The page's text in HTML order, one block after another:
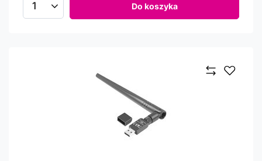
Ilość produktów Do koszyka